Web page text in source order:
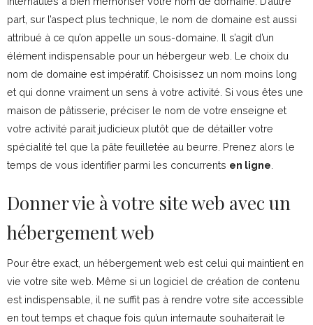
part, sur l’aspect plus technique, le nom de domaine est aussi
attribué à ce qu’on appelle un sous-domaine. Il s’agit d’un
élément indispensable pour un hébergeur web. Le choix du
nom de domaine est impératif. Choisissez un nom moins long
et qui donne vraiment un sens à votre activité. Si vous êtes une
maison de pâtisserie, préciser le nom de votre enseigne et
votre activité parait judicieux plutôt que de détailler votre
spécialité tel que la pâte feuilletée au beurre. Prenez alors le
temps de vous identifier parmi les concurrents en ligne.
Donner vie à votre site web avec un
hébergement web
Pour être exact, un hébergement web est celui qui maintient en
vie votre site web. Même si un logiciel de création de contenu
est indispensable, il ne suffit pas à rendre votre site accessible
en tout temps et chaque fois qu’un internaute souhaiterait le